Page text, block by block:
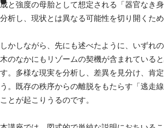
成と強度の母胎として想定される「器官なき
分析し、現状とは異なる可能性を切り開くた
しかしながら、先にも述べたように、いずれ
木のなかにもリゾームの契機が含まれている
す。多様な現実を分析し、差異を見分け、肯
う。既存の秩序からの離脱をもたらす「逃走
ことが起こりうるのです。